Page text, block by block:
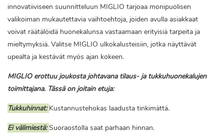
innovatiiviseen suunnitteluun MIGLIO tarjoaa monipuolisen
valikoiman mukautettavia vaihtoehtoja, joiden avulla asiakkaat
voivat räätälöidä huonekalunsa vastaamaan erityisiä tarpeita ja
mieltymyksiä. Valitse MIGLIO ulkokalusteisiin, jotka näyttävät
upealta ja kestävät myös ajan kokeen.
MIGLIO erottuu joukosta johtavana tilaus- ja tukkuhuonekalujen
toimittajana. Tässä on joitain etuja:
Tukkuhinnat:Kustannustehokas laadusta tinkimättä.
Ei välimiestä:Suoraostolla saat parhaan hinnan.